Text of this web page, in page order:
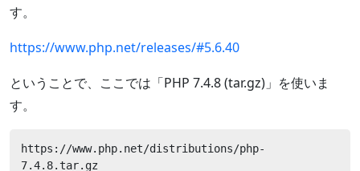
す。
https://www.php.net/releases/#5.6.40
ということで、ここでは「PHP 7.4.8 (tar.gz)」を使いま
す。
https://www.php.net/distributions/php-
7.4.8.tar.gz